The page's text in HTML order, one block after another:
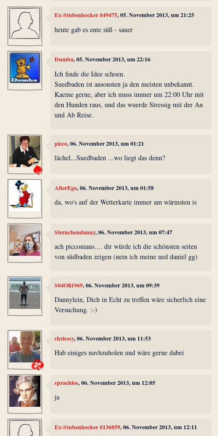
Ex-Stubenhocker #49475, 05. November 2013, um 21:25
heute gab es ente süß - sauer
Dumba, 05. November 2013, um 22:16
Ich finde die Idee schoen.
Suedbaden ist ansonsten ja den meisten unbekannt.
Kaeme gerne, aber ich muss immer um 22:00 Uhr mit
den Hunden raus, und das wuerde Stressig mit der An
und Ab Reise.
picco, 06. November 2013, um 01:21
lächel...Suedbaden ...wo liegt das denn?
AlterEgo, 06. November 2013, um 01:58
da, wo's auf der Wetterkarte immer am wärmsten is
Sternchendanny, 06. November 2013, um 07:47
ach piccomaus.... dir würde ich die schönsten seiten
von südbaden zeigen (nein ich meine ned daniel gg)
S04Oli1969, 06. November 2013, um 09:39
Dannylein, Dich in Echt zu treffen wäre sicherlich eine
Versuchung. :-)
chrisssy, 06. November 2013, um 11:53
Hab einiges navhzuholen und wäre gerne dabei
sprachlos, 06. November 2013, um 12:05
ja
Ex-Stubenhocker #136859, 06. November 2013, um 12:11